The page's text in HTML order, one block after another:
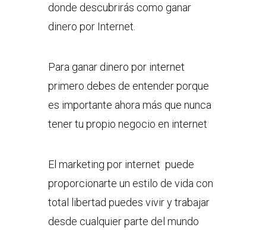
donde descubrirás como ganar
dinero por Internet.
Para ganar dinero por internet
primero debes de entender porque
es importante ahora más que nunca
tener tu propio negocio en internet
El marketing por internet puede
proporcionarte un estilo de vida con
total libertad puedes vivir y trabajar
desde cualquier parte del mundo